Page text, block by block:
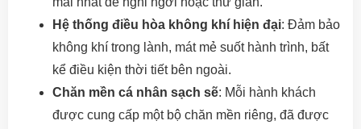
Hệ thống điều hòa không khí hiện đại: Đảm bảo
không khí trong lành, mát mẻ suốt hành trình, bất
kể điều kiện thời tiết bên ngoài.
Chăn mền cá nhân sạch sẽ: Mỗi hành khách
được cung cấp một bộ chăn mền riêng, đã được